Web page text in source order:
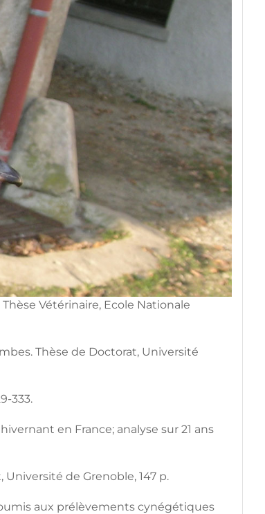
Vétérinaire, Ecole Nationale
Thèse de Doctorat, Université
333.
en France; analyse sur 21 ans
de Grenoble, 147 p.
aux prélèvements cynégétiques